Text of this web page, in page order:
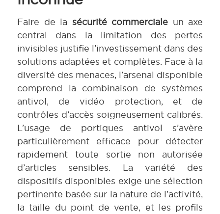
Faire de la sécurité commerciale un axe
central dans la limitation des pertes
invisibles justifie l’investissement dans des
solutions adaptées et complètes. Face à la
diversité des menaces, l’arsenal disponible
comprend la combinaison de systèmes
antivol, de vidéo protection, et de
contrôles d’accès soigneusement calibrés.
L’usage de portiques antivol s’avère
particulièrement efficace pour détecter
rapidement toute sortie non autorisée
d’articles sensibles. La variété des
dispositifs disponibles exige une sélection
pertinente basée sur la nature de l’activité,
la taille du point de vente, et les profils